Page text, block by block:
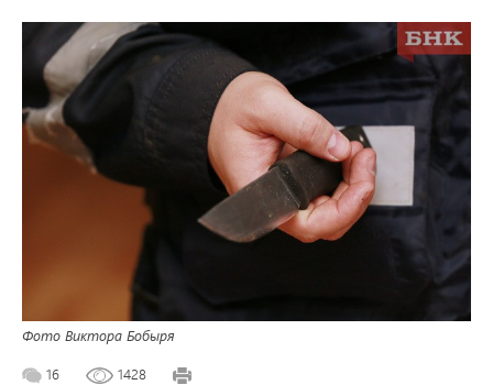
Фото Виктора Бобыря
16 1428